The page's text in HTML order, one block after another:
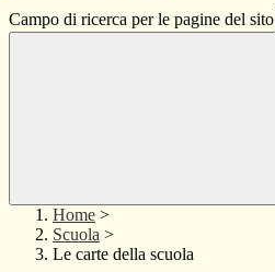
Campo di ricerca per le pagine del sito
Home >
Scuola >
Le carte della scuola